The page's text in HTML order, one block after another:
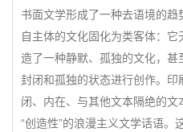
书面文学形成了一种去语境的
自主体的文化固化为类客体：
造了一种静默、孤独的文化，
封闭和孤独的状态进行创作。
闭、内在、与其他文本隔绝的
“创造性”的浪漫主义文学话语。